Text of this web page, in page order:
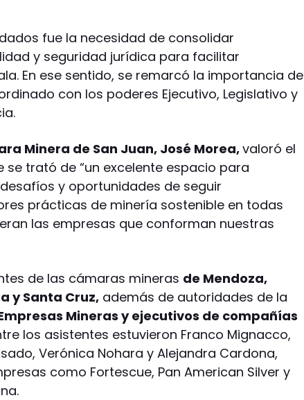
fue la necesidad de consolidar
y seguridad jurídica para facilitar
En ese sentido, se remarcó la importancia de
con los poderes Ejecutivo, Legislativo y
Minera de San Juan, José Morea,valoró el
se trató de “un excelente espacio para
y oportunidades de seguir
prácticas de minería sostenible en todas
las empresas que conforman nuestras
de las cámaras mineras de Mendoza,
y Santa Cruz, además de autoridades de la
Mineras y ejecutivos de compañías
los asistentes estuvieron Franco Mignacco,
Verónica Nohara y Alejandra Cardona,
como Fortescue, Pan American Silver y